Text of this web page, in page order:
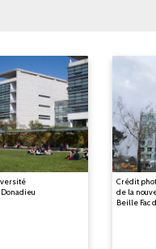
Donadieu
Crédit
de la
Beille Fac